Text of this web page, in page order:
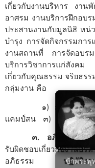
ข้าพระพุ
เกี่ยวกับงานบริหาร งา
อาศรม งานบริการฝึกอบ
ประสานงานกับมูลนิธิ หน่
บำรุง การจัดกิจกรรมกา
งานสถานที่ การจัดอบร
บริการวิชาการแก่สังค
เกี่ยวกับคุณธรรม จริยธร
กลุ่มงาน คือ
๑) กลุ่มงานธรรมวิ
แคมป์สน ๓) กลุ่มงานมห
๓. อภิธรรมโชติ
รับผิดชอบเกี่ยวกับงานบริ
อภิธรรม ปฏิบัติงานวา